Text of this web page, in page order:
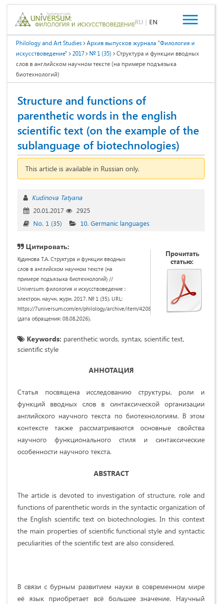
RU | EN
Philology and Art Studies
Архив выпусков журнала "Филология и
искусствоведение"
2017 № 1 (35)
Структура и функции вводных
слов в английском научном тексте (на примере подъязыка
биотехнологий)
Structure and functions of
parenthetic words in the english
scientific text (on the example of the
sublanguage of biotechnologies)
This article is available in Russian only.
Kudinova Tatyana
20.01.2017
2925
No. 1 (35)
10. Germanic languages
Цитировать:
Кудинова Т.А. Структура и функции вводных
слов в английском научном тексте (на
примере подъязыка биотехнологий) //
Universum: филология и искусствоведение :
электрон. научн. журн. 2017. № 1 (35). URL:
https://7universum.com/en/philology/archive/item/4208
(дата обращения: 08.08.2026).
Прочитать
статью:
Keywords: parenthetic words, syntax, scientific text,
scientific style
АННОТАЦИЯ
Статья посвящена исследованию структуры, роли и
функций вводных слов в синтаксической организации
английского научного текста по биотехнологиям. В этом
контексте также рассматриваются основные свойства
научного функционального стиля и синтаксические
особенности научного текста.
ABSTRACT
The article is devoted to investigation of structure, role and
functions of parenthetic words in the syntactic organization of
the English scientific text on biotechnologies. In this context
the main properties of scientific functional style and syntactic
peculiarities of the scientific text are also considered.
В связи с бурным развитием науки в современном мире
её язык приобретает всё большее значение. Научный